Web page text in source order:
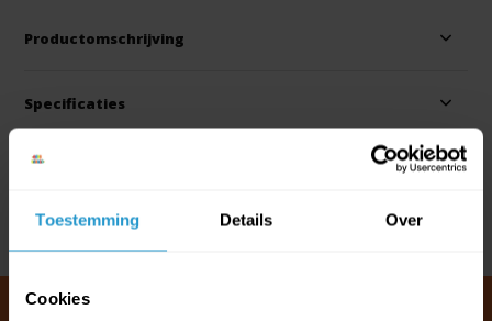
Toestemming Details Over
Cookies
Productomschrijving
Specificaties
Reviews
Delen